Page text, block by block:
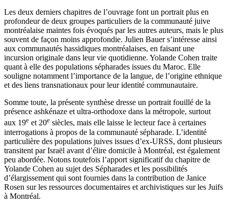
Les deux derniers chapitres de l’ouvrage font un portrait plus en
profondeur de deux groupes particuliers de la communauté juive
montréalaise maintes fois évoqués par les autres auteurs, mais le plus
souvent de façon moins approfondie. Julien Bauer s’intéresse ainsi
aux communautés hassidiques montréalaises, en faisant une
incursion originale dans leur vie quotidienne. Yolande Cohen traite
quant à elle des populations sépharades issues du Maroc. Elle
souligne notamment l’importance de la langue, de l’origine ethnique
et des liens transnationaux pour leur identité communautaire.
Somme toute, la présente synthèse dresse un portrait fouillé de la
présence ashkénaze et ultra-orthodoxe dans la métropole, surtout
aux 19e et 20e siècles, mais elle laisse le lecteur face à certaines
interrogations à propos de la communauté sépharade. L’identité
particulière des populations juives issues d’ex-URSS, dont plusieurs
transitent par Israël avant d’élire domicile à Montréal, est également
peu abordée. Notons toutefois l’apport significatif du chapitre de
Yolande Cohen au sujet des Sépharades et les possibilités
d’élargissement qui sont fournies dans la contribution de Janice
Rosen sur les ressources documentaires et archivistiques sur les Juifs
à Montréal.